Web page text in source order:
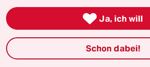
Folgen Sie uns
Ressorts
 Ja, ich will
Schon dabei!